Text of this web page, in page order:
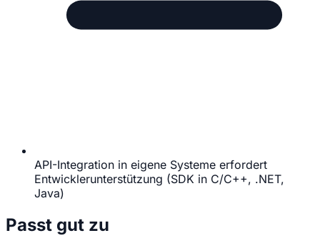
API-Integration in eigene Systeme erfordert
Entwicklerunterstützung (SDK in C/C++, .NET,
Java)
Passt gut zu